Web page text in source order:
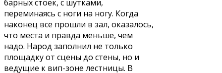
барных стоек, с шутками,
переминаясь с ноги на ногу. Когда
наконец все прошли в зал, оказалось,
что места и правда меньше, чем
надо. Народ заполнил не только
площадку от сцены до стены, но и
ведущие к вип-зоне лестницы. В